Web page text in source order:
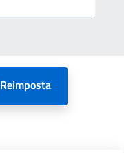
Reimposta